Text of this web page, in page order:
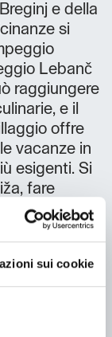
sui cookie
e della
si
Lebanč
raggiungere
e il
offre
vacanze in
esigenti. Si
fare
naturali
letti,